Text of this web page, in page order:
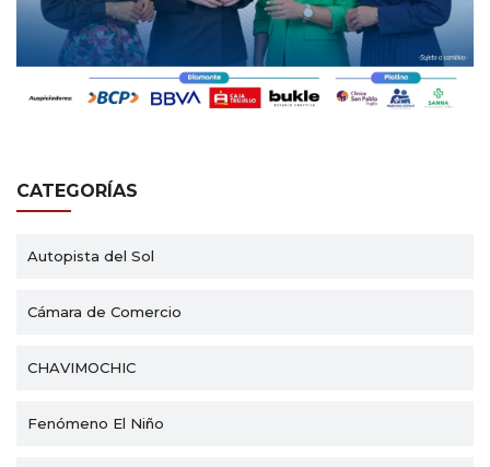
CATEGORÍAS
Autopista del Sol
Cámara de Comercio
CHAVIMOCHIC
Fenómeno El Niño